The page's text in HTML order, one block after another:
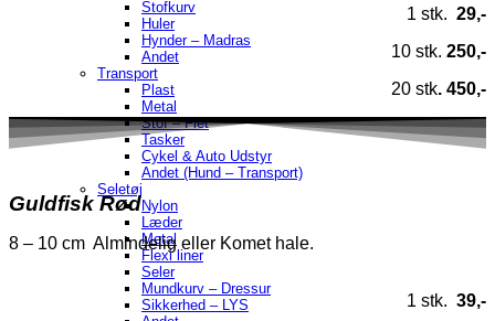
Stofkurv
Huler
Hynder – Madras
Andet
Transport
Plast
Metal
Stof – Flet
Tasker
Cykel & Auto Udstyr
Andet (Hund – Transport)
Seletøj
Nylon
Læder
Metal
Flexi liner
Seler
Mundkurv – Dressur
Sikkerhed – LYS
1 stk. 29,-
10 stk. 250,-
20 stk. 450,-
Guldfisk Rød
8 – 10 cm Almindelig eller Komet hale.
1 stk. 39,-